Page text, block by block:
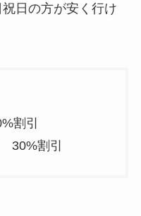
日の方が安く行け
割引
割引